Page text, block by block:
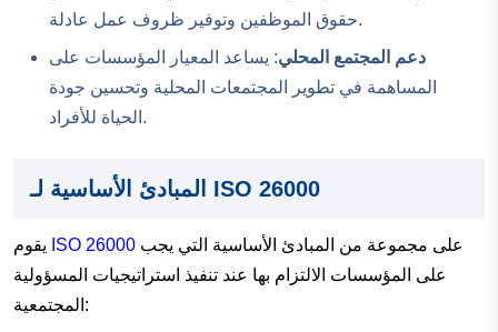
حقوق الموظفين وتوفير ظروف عمل عادلة.
دعم المجتمع المحلي: يساعد المعيار المؤسسات على
المساهمة في تطوير المجتمعات المحلية وتحسين جودة
الحياة للأفراد.
المبادئ الأساسية لـ ISO 26000
ISO 26000
على المؤسسات الالتزام بها عند تنفيذ استراتيجيات المسؤولية
المجتمعية: